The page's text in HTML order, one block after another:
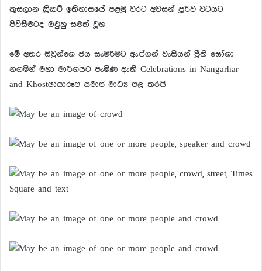
කුසලාන ක්‍රිකට් ඉතිහාසයේ පළමු වරට අවසන් පූර්ව වටයට
පිවිසීමටද ඔවුහු සමත් වූහ
මේ අතර ඔවුන්ගෙ ජය සැමරීමට ඇෆ්ගන් වැසියන් ප්‍රීති ඝෝශා
නගමින් මහා මාර්ගයට පැමිණ ඇති Celebrations in Nangarhar
and Khostඡායාරූප සමාජ මාධ්‍ය පල කරයි